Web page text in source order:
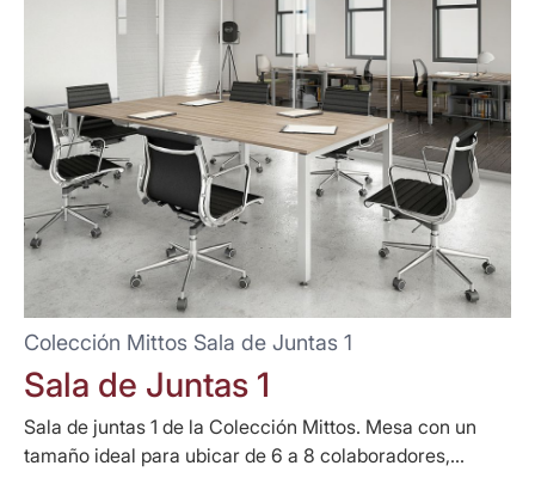
Colección Mittos Sala de Juntas 1
Sala de Juntas 1
Sala de juntas 1 de la Colección Mittos. Mesa con un
tamaño ideal para ubicar de 6 a 8 colaboradores,...